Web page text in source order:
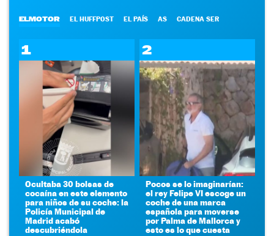
ELMOTOR EL HUFFPOST EL PAÍS AS CADENA SER
1
Ocultaba 30 bolsas de
cocaína en este elemento
para niños de su coche: la
Policía Municipal de
Madrid acabó
descubriéndola
2
Pocos se lo imaginarían:
el rey Felipe VI escoge un
coche de una marca
española para moverse
por Palma de Mallorca y
esto es lo que cuesta